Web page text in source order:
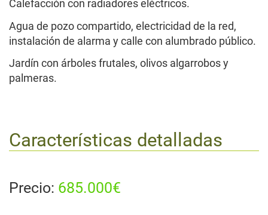
Calefacción con radiadores eléctricos.
Agua de pozo compartido, electricidad de la red,
instalación de alarma y calle con alumbrado público.
Jardín con árboles frutales, olivos algarrobos y
palmeras.
Características detalladas
Precio: 685.000€